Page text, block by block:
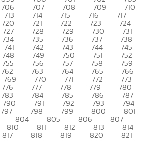
706 707 708 709 710
713 714 715 716 717
720 721 722 723 724
727 728 729 730 731
734 735 736 737 738
741 742 743 744 745
748 749 750 751 752
755 756 757 758 759
762 763 764 765 766
769 770 771 772 773
776 777 778 779 780
783 784 785 786 787
790 791 792 793 794
797 798 799 800 801
804 805 806 807
810 811 812 813 814
817 818 819 820 821